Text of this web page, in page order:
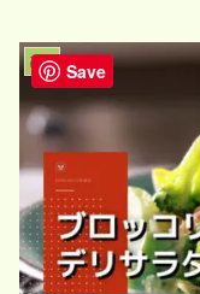
副菜 Save